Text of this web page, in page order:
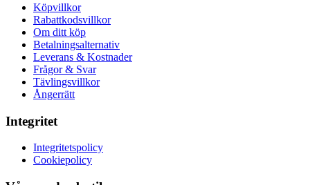
Köpvillkor
Rabattkodsvillkor
Om ditt köp
Betalningsalternativ
Leverans & Kostnader
Frågor & Svar
Tävlingsvillkor
Ångerrätt
Integritet
Integritetspolicy
Cookiepolicy